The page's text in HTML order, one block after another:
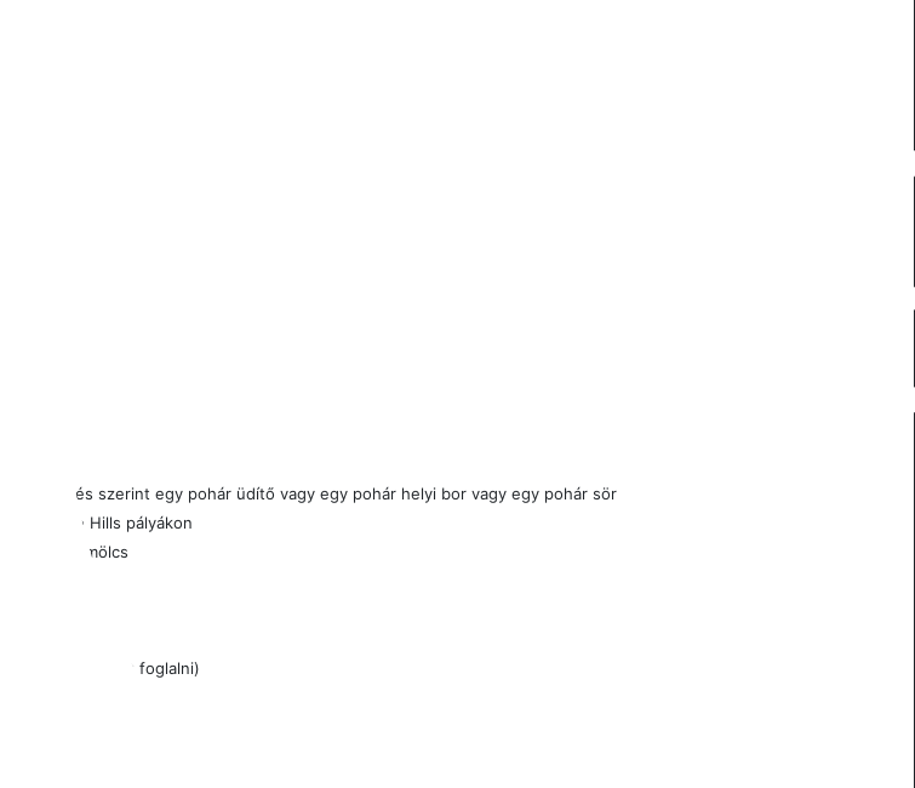
és tetszés szerint egy pohár üdítő vagy egy pohár helyi bor vagy egy pohár sör
Aphrodite Hills pályákon
egy gyümölcs
lehet
foglalni)